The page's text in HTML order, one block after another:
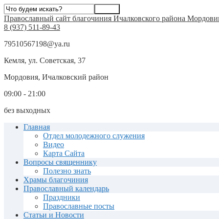
Православный сайт благочиния Ичалковского района
8 (937) 511-89-43
79510567198@ya.ru
Кемля, ул. Советская, 37
Мордовия, Ичалковский район
09:00 - 21:00
без выходных
Главная
Отдел молодежного служения
Видео
Карта Сайта
Вопросы священнику
Полезно знать
Храмы благочиния
Православный календарь
Праздники
Православные посты
Статьи и Новости